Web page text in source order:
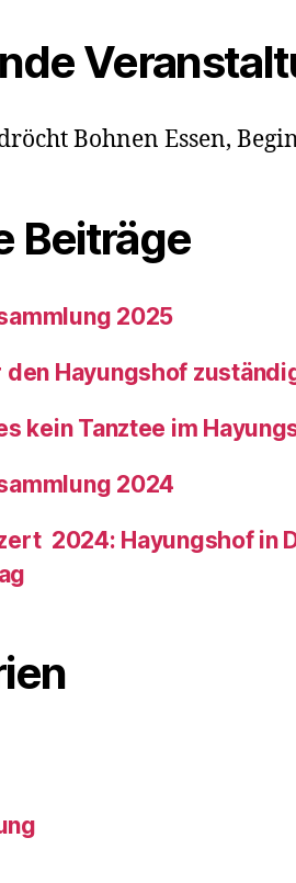
Bohnen Essen,
Beiträge
2025
Hayungshof
kein Tanztee im
2024
2024: Hayungshof in